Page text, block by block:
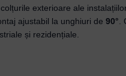
exterioare ale
ajustabil la unghiuri de 90°
și rezidențiale.